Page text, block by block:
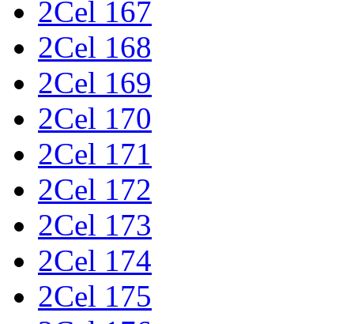
2Cel 167
2Cel 168
2Cel 169
2Cel 170
2Cel 171
2Cel 172
2Cel 173
2Cel 174
2Cel 175